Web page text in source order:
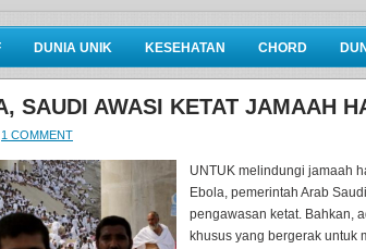
DUNIA UNIK KESEHATAN CHORD
SAUDI AWASI KETAT JAMAAH
1 COMMENT
UNTUK melindungi jamaah
Ebola, pemerintah Arab
pengawasan ketat. Bahkan,
khusus yang bergerak untuk